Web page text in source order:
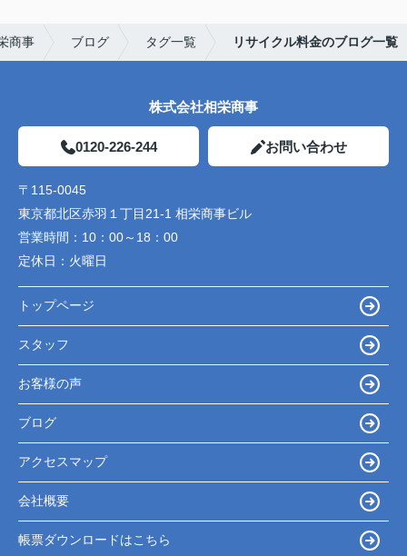
商事 ブログ タグ一覧 リサイクル料金のブログ一覧
株式会社相栄商事
0120-226-244 お問い合わせ
〒115-0045
東京都北区赤羽１丁目21-1 相栄商事ビル
営業時間： 10：00～18：00
定休日： 火曜日
トップページ
スタッフ
お客様の声
ブログ
アクセスマップ
会社概要
帳票ダウンロードはこちら